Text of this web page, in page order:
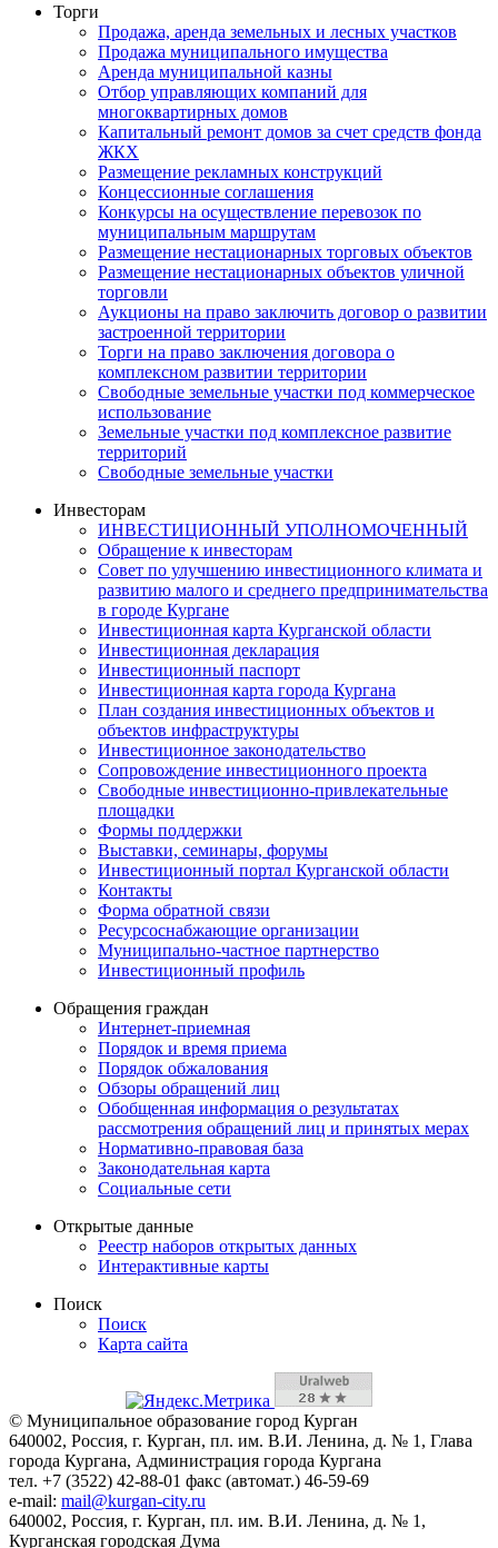
Торги
Продажа, аренда земельных и лесных участков
Продажа муниципального имущества
Аренда муниципальной казны
Отбор управляющих компаний для
многоквартирных домов
Капитальный ремонт домов за счет средств фонда
ЖКХ
Размещение рекламных конструкций
Концессионные соглашения
Конкурсы на осуществление перевозок по
муниципальным маршрутам
Размещение нестационарных торговых объектов
Размещение нестационарных объектов уличной
торговли
Аукционы на право заключить договор о развитии
застроенной территории
Торги на право заключения договора о
комплексном развитии территории
Свободные земельные участки под коммерческое
использование
Земельные участки под комплексное развитие
территорий
Свободные земельные участки
Инвесторам
ИНВЕСТИЦИОННЫЙ УПОЛНОМОЧЕННЫЙ
Обращение к инвесторам
Совет по улучшению инвестиционного климата и
развитию малого и среднего предпринимательства
в городе Кургане
Инвестиционная карта Курганской области
Инвестиционная декларация
Инвестиционный паспорт
Инвестиционная карта города Кургана
План создания инвестиционных объектов и
объектов инфраструктуры
Инвестиционное законодательство
Сопровождение инвестиционного проекта
Свободные инвестиционно-привлекательные
площадки
Формы поддержки
Выставки, семинары, форумы
Инвестиционный портал Курганской области
Контакты
Форма обратной связи
Ресурсоснабжающие организации
Муниципально-частное партнерство
Инвестиционный профиль
Обращения граждан
Интернет-приемная
Порядок и время приема
Порядок обжалования
Обзоры обращений лиц
Обобщенная информация о результатах
рассмотрения обращений лиц и принятых мерах
Нормативно-правовая база
Законодательная карта
Социальные сети
Открытые данные
Реестр наборов открытых данных
Интерактивные карты
Поиск
Поиск
Карта сайта
© Муниципальное образование город Курган
640002, Россия, г. Курган, пл. им. В.И. Ленина, д. № 1, Глава
города Кургана, Администрация города Кургана
тел. +7 (3522) 42-88-01 факс (автомат.) 46-59-69
e-mail: mail@kurgan-city.ru
640002, Россия, г. Курган, пл. им. В.И. Ленина, д. № 1,
Курганская городская Дума